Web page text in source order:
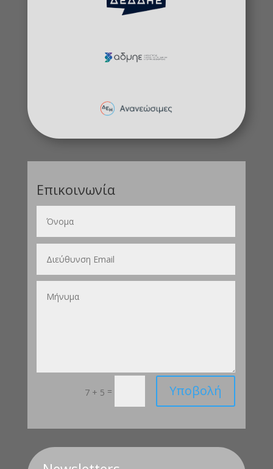
Επικοινωνία
7 + 5 = Υποβολή